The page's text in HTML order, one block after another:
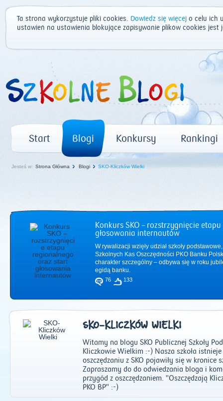
Ta strona wykorzystuje pliki cookies. Dowiedz się więcej o celu ich
ustawień na ustawienia blokujące zapisywanie plików cookies
Start Blogi Konkursy Rankingi
Jesteś w: Strona Główna Blogi SKO-Kliczków Wielki
Konkurs SKO – rozstrzygnięcie
głosowania internautów
W rywalizacji wzięły udział szkoły
Szkolnych Kas Oszczędności PKO Banku
charakter szczególny – odbywa się w roku
egidą banku.
76 133
SKO-KLICZKÓW WIELKI
Witamy na blogu SKO Publicznej Szkoły
Kliczkowie Wielkim :-) Nasza szkoła
oszczędzaniu z SKO pojawiły się w
Zapraszamy do do odwiedzania bloga i
przygód z oszczędzaniem. "Oszczędzają
PKO BP" :-)
2011| 2012|